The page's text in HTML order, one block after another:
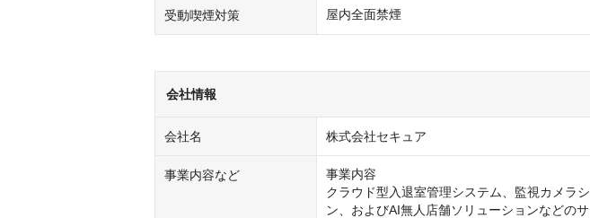
受動喫煙対策 屋内全面禁煙
会社情報
会社名 株式会社セキュア
事業内容など
事業内容
クラウド型入退室管理システム、監視カメラ
ン、およびAI無人店舗ソリューションなどの